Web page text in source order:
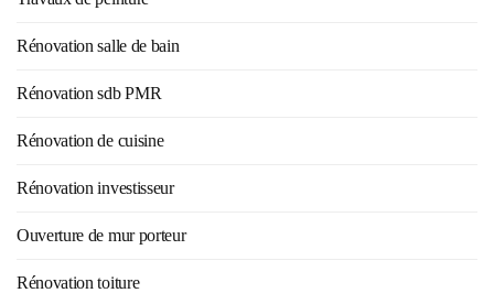
Rénovation salle de bain
Rénovation sdb PMR
Rénovation de cuisine
Rénovation investisseur
Ouverture de mur porteur
Rénovation toiture